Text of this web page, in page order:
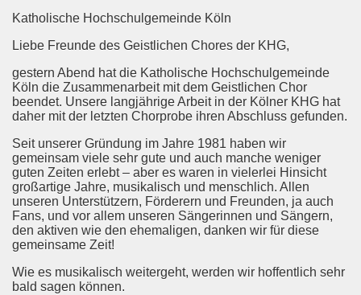
Katholische Hochschulgemeinde Köln
Liebe Freunde des Geistlichen Chores der KHG,
gestern Abend hat die Katholische Hochschulgemeinde
Köln die Zusammenarbeit mit dem Geistlichen Chor
beendet. Unsere langjährige Arbeit in der Kölner KHG hat
daher mit der letzten Chorprobe ihren Abschluss gefunden.
Seit unserer Gründung im Jahre 1981 haben wir
gemeinsam viele sehr gute und auch manche weniger
guten Zeiten erlebt – aber es waren in vielerlei Hinsicht
großartige Jahre, musikalisch und menschlich. Allen
unseren Unterstützern, Förderern und Freunden, ja auch
Fans, und vor allem unseren Sängerinnen und Sängern,
den aktiven wie den ehemaligen, danken wir für diese
gemeinsame Zeit!
Wie es musikalisch weitergeht, werden wir hoffentlich sehr
bald sagen können.